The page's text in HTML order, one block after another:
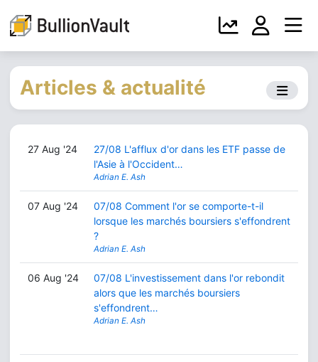
Articles & actualité
27 Aug '24
27/08 L'afflux d'or dans les ETF passe de
l'Asie à l'Occident…
Adrian E. Ash
07 Aug '24
07/08 Comment l'or se comporte-t-il
lorsque les marchés boursiers s'effondrent
?
Adrian E. Ash
06 Aug '24
07/08 L'investissement dans l'or rebondit
alors que les marchés boursiers
s'effondrent…
Adrian E. Ash